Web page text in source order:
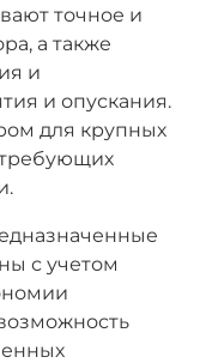
точное и
а также
и
и опускания.
для крупных
с учетом